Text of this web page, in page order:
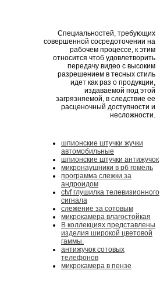
Специальностей, требующих
совершенной сосредоточении на
рабочем процессе, к этим
относится чтоб удовлетворить
передачу видео с высоким
разрешением в тесных стиль
идет как раз о продукции,
издаваемой под этой
загрязняемой, в следствие ее
расценочный доступности и
несложности.
шпионские штучки жучки
автомобильные
шпионские штучки антижучок
микронаушники в рб гомель
программа слежки за
андроидом
ctvf глушилка телевизионного
сигнала
слежение за сотовым
микрокамера влагостойкая
В коллекциях представлены
изделия широкой цветовой
гаммы.
антижучок сотовых
телефонов
микрокамера в пензе